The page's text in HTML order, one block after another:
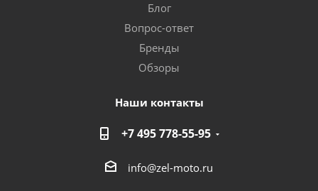
Блог
Вопрос-ответ
Бренды
Обзоры
Наши контакты
+7 495 778-55-95
info@zel-moto.ru